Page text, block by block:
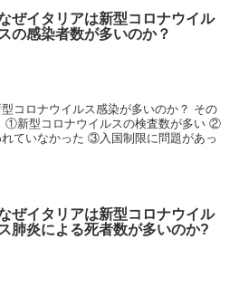
ぜイタリアは新型コロナウイル
スの感染者数が多いのか？
コロナウイルス感染が多いのか？ その
①新型コロナウイルスの検査数が多い ②
ていなかった ③入国制限に問題があっ
ぜイタリアは新型コロナウイル
ス肺炎による死者数が多いのか?